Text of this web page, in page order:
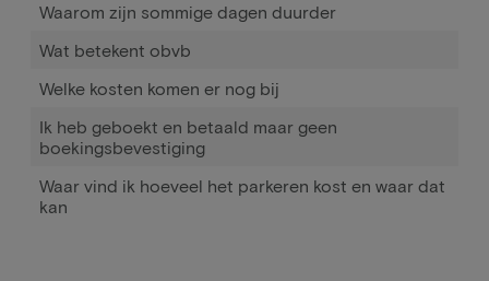
Waarom zijn sommige dagen duurder
Wat betekent obvb
Welke kosten komen er nog bij
Ik heb geboekt en betaald maar geen
boekingsbevestiging
Waar vind ik hoeveel het parkeren kost en waar dat
kan